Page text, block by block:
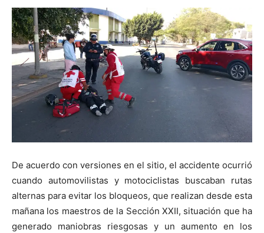
De acuerdo con versiones en el sitio, el accidente ocurrió
cuando automovilistas y motociclistas buscaban rutas
alternas para evitar los bloqueos, que realizan desde esta
mañana los maestros de la Sección XXII, situación que ha
generado maniobras riesgosas y un aumento en los